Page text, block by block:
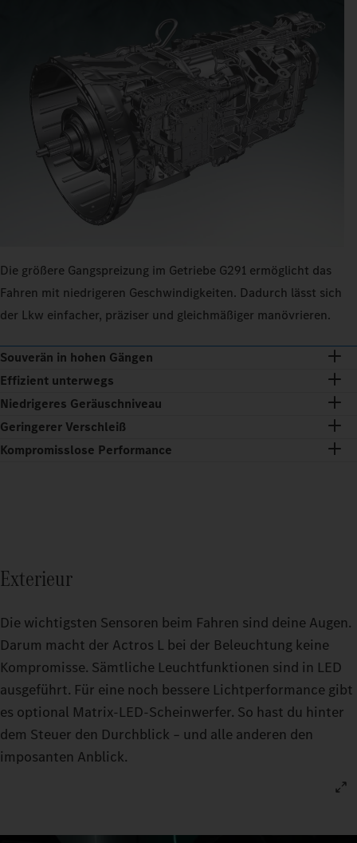
Die größere Gangspreizung im Getriebe G291 ermöglicht das
Fahren mit niedrigeren Geschwindigkeiten. Dadurch lässt sich
der Lkw einfacher, präziser und gleichmäßiger manövrieren.
Souverän in hohen Gängen
Effizient unterwegs
Niedrigeres Geräuschniveau
Geringerer Verschleiß
Kompromisslose Performance
Exterieur
Die wichtigsten Sensoren beim Fahren sind deine Augen.
Darum macht der Actros L bei der Beleuchtung keine
Kompromisse. Sämtliche Leuchtfunktionen sind in LED
ausgeführt. Für eine noch bessere Lichtperformance gibt
es optional Matrix-LED-Scheinwerfer. So hast du hinter
dem Steuer den Durchblick – und alle anderen den
imposanten Anblick.